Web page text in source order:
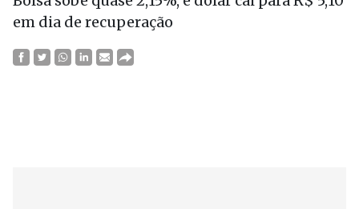
em dia de recuperação